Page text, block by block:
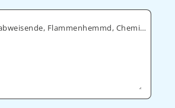
Zum Beispiel: Wasserabweisende, Flammenhemmd, Chemikalienabweisende